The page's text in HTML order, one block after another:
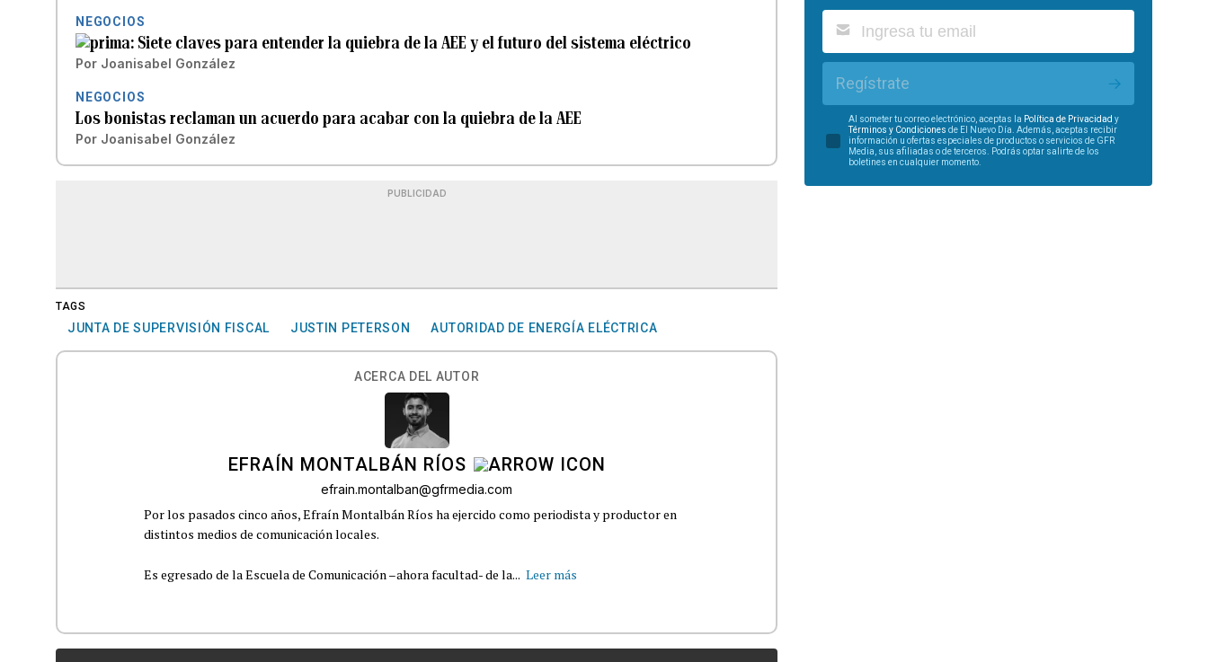
NEGOCIOS
Siete claves para entender la quiebra de la AEE y el futuro del sistema eléctrico
Por Joanisabel González
NEGOCIOS
Los bonistas reclaman un acuerdo para acabar con la quiebra de la AEE
Por Joanisabel González
PUBLICIDAD
TAGS
JUNTA DE SUPERVISIÓN FISCAL JUSTIN PETERSON AUTORIDAD DE ENERGÍA ELÉCTRICA
ACERCA DEL AUTOR
EFRAÍN MONTALBÁN RÍOS
efrain.montalban@gfrmedia.com
Por los pasados cinco años, Efraín Montalbán Ríos ha ejercido como periodista y productor en
distintos medios de comunicación locales.
Es egresado de la Escuela de Comunicación –ahora facultad- de la... Leer más
Regístrate
Al someter tu correo electrónico, aceptas la Política de Privacidad y
Términos y Condiciones de El Nuevo Día. Además, aceptas recibir
información u ofertas especiales de productos o servicios de GFR
Media, sus afiliadas o de terceros. Podrás optar salirte de los
boletines en cualquier momento.